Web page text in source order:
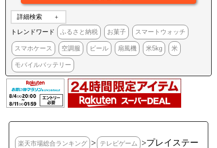
詳細検索
トレンドワード ふるさと納税 お菓子 スマートウォッチ
スマホケース 空調服 ビール 扇風機 米5kg 米
モバイルバッテリー
楽天市場総合ランキング > テレビゲーム
>プレイステー